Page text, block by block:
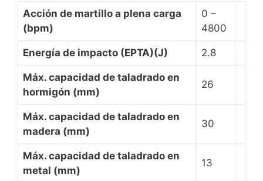
Acción de martillo a plena carga
(bpm)
0 –
4800
Energía de impacto (EPTA)(J) 2.8
Máx. capacidad de taladrado en
hormigón (mm)
26
Máx. capacidad de taladrado en
madera (mm)
30
Máx. capacidad de taladrado en
metal (mm)
13